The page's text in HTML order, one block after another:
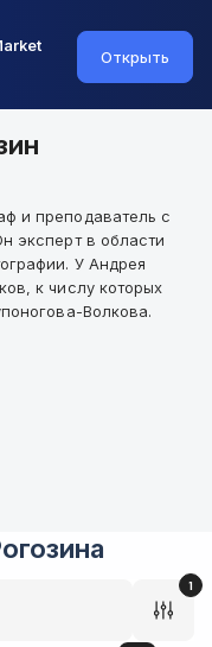
Открыть
и преподаватель с
эксперт в области
У Андрея
к числу которых
Волкова.
1